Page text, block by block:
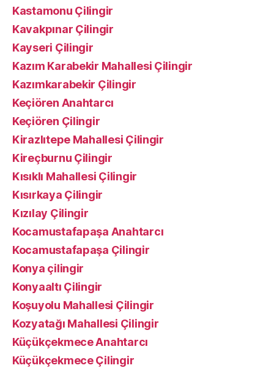
Kastamonu Çilingir
Kavakpınar Çilingir
Kayseri Çilingir
Kazım Karabekir Mahallesi Çilingir
Kazımkarabekir Çilingir
Keçiören Anahtarcı
Keçiören Çilingir
Kirazlıtepe Mahallesi Çilingir
Kireçburnu Çilingir
Kısıklı Mahallesi Çilingir
Kısırkaya Çilingir
Kızılay Çilingir
Kocamustafapaşa Anahtarcı
Kocamustafapaşa Çilingir
Konya çilingir
Konyaaltı Çilingir
Koşuyolu Mahallesi Çilingir
Kozyatağı Mahallesi Çilingir
Küçükçekmece Anahtarcı
Küçükçekmece Çilingir